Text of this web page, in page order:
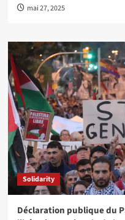
mai 27, 2025
Solidarity
Déclaration publique du